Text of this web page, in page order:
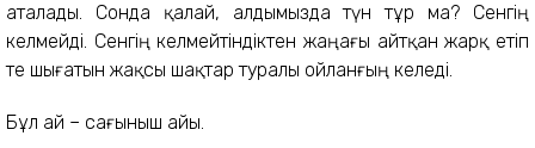
аталады. Сонда қалай, алдымызда түн тұр ма? Сенгің
келмейді. Сенгің келмейтіндіктен жаңағы айтқан жарқ етіп
өте шығатын жақсы шақтар туралы ойланғың келеді.
Бұл ай – сағыныш айы.